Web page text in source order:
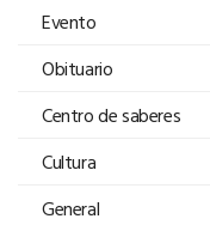
Evento
Obituario
Centro de saberes
Cultura
General